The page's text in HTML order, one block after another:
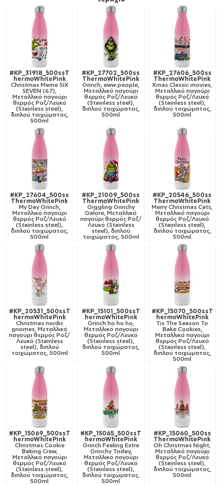
#KP_31918_500ssT
hermoWhitePink
Christmas Meme SIX
SEVEN (67),
Μεταλλικό παγούρι
θερμός Ροζ/Λευκό
(Stainless steel),
διπλού τοιχώματος,
500ml
#KP_27702_500ss
ThermoWhitePink
Grinch, eww people,
Μεταλλικό παγούρι
θερμός Ροζ/Λευκό
(Stainless steel),
διπλού τοιχώματος,
500ml
#KP_27606_500ss
ThermoWhitePink
Xmas Classic movies,
Μεταλλικό παγούρι
θερμός Ροζ/Λευκό
(Stainless steel),
διπλού τοιχώματος,
500ml
#KP_27604_500ss
ThermoWhitePink
My Day Grinch,
Μεταλλικό παγούρι
θερμός Ροζ/Λευκό
(Stainless steel),
διπλού τοιχώματος,
500ml
#KP_21009_500ss
ThermoWhitePink
Giggling Grinchy
Galore, Μεταλλικό
παγούρι θερμός Ροζ/
Λευκό (Stainless
steel), διπλού
τοιχώματος, 500ml
#KP_20546_500ss
ThermoWhitePink
Merry Christmas Cats,
Μεταλλικό παγούρι
θερμός Ροζ/Λευκό
(Stainless steel),
διπλού τοιχώματος,
500ml
#KP_20531_500ssT
hermoWhitePink
Christmas nordic
gnomes, Μεταλλικό
παγούρι θερμός Ροζ/
Λευκό (Stainless
steel), διπλού
τοιχώματος, 500ml
#KP_15101_500ssT
hermoWhitePink
Grinch ho ho ho,
Μεταλλικό παγούρι
θερμός Ροζ/Λευκό
(Stainless steel),
διπλού τοιχώματος,
500ml
#KP_15070_500ssT
hermoWhitePink
Tis The Season To
Bake Cookies,
Μεταλλικό παγούρι
θερμός Ροζ/Λευκό
(Stainless steel),
διπλού τοιχώματος,
500ml
#KP_15069_500ssT
hermoWhitePink
Christmas Cookie
Baking Crew,
Μεταλλικό παγούρι
θερμός Ροζ/Λευκό
(Stainless steel),
διπλού τοιχώματος,
500ml
#KP_15065_500ssT
hermoWhitePink
Grinch Feeling Extra
Grinchy Today,
Μεταλλικό παγούρι
θερμός Ροζ/Λευκό
(Stainless steel),
διπλού τοιχώματος,
500ml
#KP_15060_500ss
ThermoWhitePink
Oh Christmas Night,
Μεταλλικό παγούρι
θερμός Ροζ/Λευκό
(Stainless steel),
διπλού τοιχώματος,
500ml